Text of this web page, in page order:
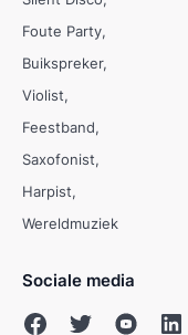
Foute Party
Buikspreker
Violist
Feestband
Saxofonist
Harpist
Wereldmuziek
Sociale media